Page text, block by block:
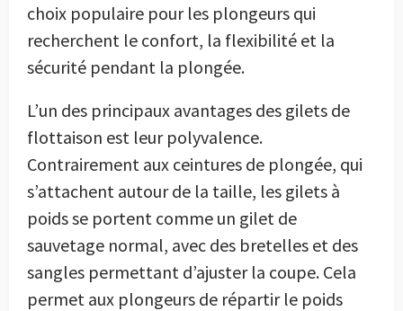
choix populaire pour les plongeurs qui
recherchent le confort, la flexibilité et la
sécurité pendant la plongée.
L’un des principaux avantages des gilets de
flottaison est leur polyvalence.
Contrairement aux ceintures de plongée, qui
s’attachent autour de la taille, les gilets à
poids se portent comme un gilet de
sauvetage normal, avec des bretelles et des
sangles permettant d’ajuster la coupe. Cela
permet aux plongeurs de répartir le poids